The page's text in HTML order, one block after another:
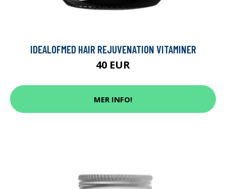
IDEALOFMED HAIR REJUVENATION VITAMINER
40 EUR
MER INFO!